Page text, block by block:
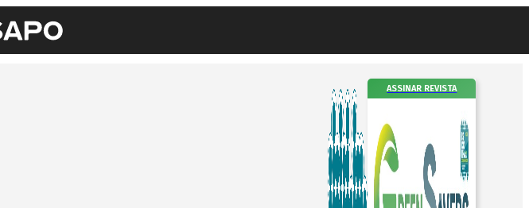
ASSINAR REVISTA